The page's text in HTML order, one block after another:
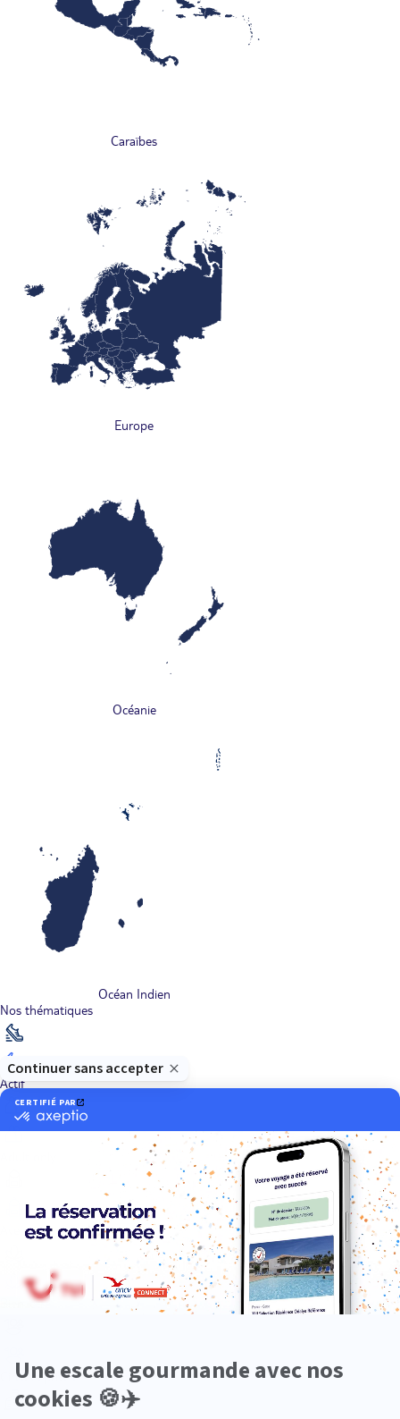
Caraïbes
Europe
Océanie
Océan Indien
Nos thématiques
Actif
Aventure
Bien-être
Circuits privés